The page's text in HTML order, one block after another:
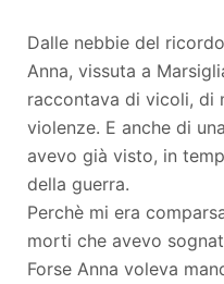
Dalle nebbie del
Anna, vissuta a
raccontava di vicoli, di
violenze. E anche di
avevo già visto, in
della guerra.
Perchè mi era
morti che avevo
Forse Anna voleva